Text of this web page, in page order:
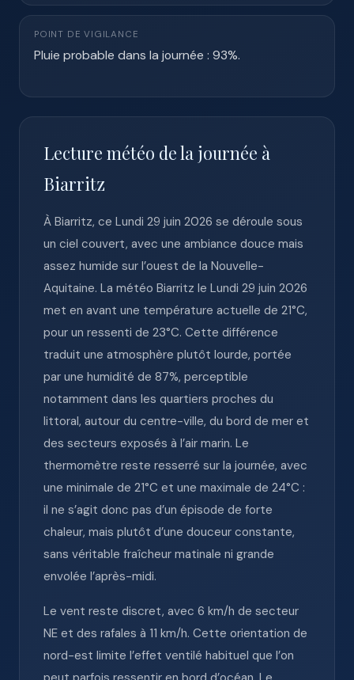
POINT DE VIGILANCE
Pluie probable dans la journée : 93%.
Lecture météo de la journée à
Biarritz
À Biarritz, ce Lundi 29 juin 2026 se déroule sous
un ciel couvert, avec une ambiance douce mais
assez humide sur l’ouest de la Nouvelle-
Aquitaine. La météo Biarritz le Lundi 29 juin 2026
met en avant une température actuelle de 21°C,
pour un ressenti de 23°C. Cette différence
traduit une atmosphère plutôt lourde, portée
par une humidité de 87%, perceptible
notamment dans les quartiers proches du
littoral, autour du centre-ville, du bord de mer et
des secteurs exposés à l’air marin. Le
thermomètre reste resserré sur la journée, avec
une minimale de 21°C et une maximale de 24°C :
il ne s’agit donc pas d’un épisode de forte
chaleur, mais plutôt d’une douceur constante,
sans véritable fraîcheur matinale ni grande
envolée l’après-midi.
Le vent reste discret, avec 6 km/h de secteur
NE et des rafales à 11 km/h. Cette orientation de
nord-est limite l’effet ventilé habituel que l’on